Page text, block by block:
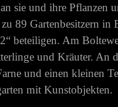
sie und ihre Pflanzen
89 Gartenbesitzern
beteiligen. Am
und Kräuter. An
und einen kleinen
mit Kunstobjekten.